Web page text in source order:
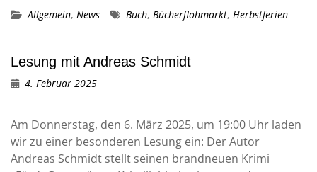
Allgemein, News Buch, Bücherflohmarkt, Herbstferien
Lesung mit Andreas Schmidt
4. Februar 2025
Am Donnerstag, den 6. März 2025, um 19:00 Uhr laden
wir zu einer besonderen Lesung ein: Der Autor
Andreas Schmidt stellt seinen brandneuen Krimi